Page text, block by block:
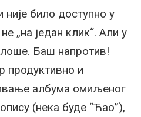
било доступно у
„на један клик“. Али у
Баш напротив!
продуктивно и
албума омиљеног
(нека буде “Ћао”),